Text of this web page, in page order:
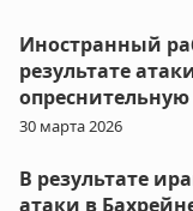
Иностранный
результате
опреснительную
30 марта 2026
В результате
атаки в